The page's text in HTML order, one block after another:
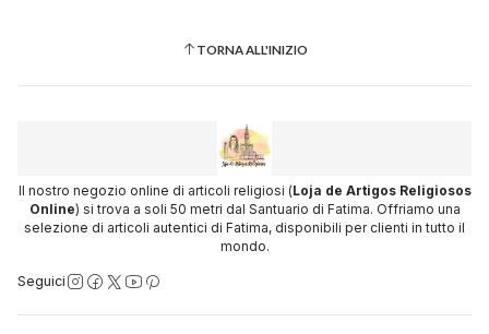
TORNA ALL'INIZIO
Il nostro negozio online di articoli religiosi (Loja de Artigos Religiosos
Online) si trova a soli 50 metri dal Santuario di Fatima. Offriamo una
selezione di articoli autentici di Fatima, disponibili per clienti in tutto il
mondo.
Seguici